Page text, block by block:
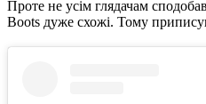
Проте не усім глядачам
Boots дуже схожі. Тому